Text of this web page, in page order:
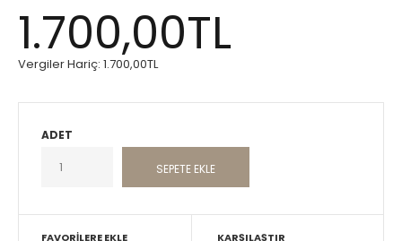
1.700,00TL
Vergiler Hariç: 1.700,00TL
ADET
FAVORILERE EKLE KARŞILAŞTIR